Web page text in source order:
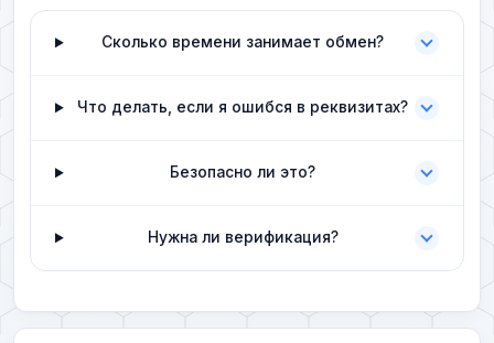
Сколько времени занимает обмен?
Что делать, если я ошибся в реквизитах?
Безопасно ли это?
Нужна ли верификация?